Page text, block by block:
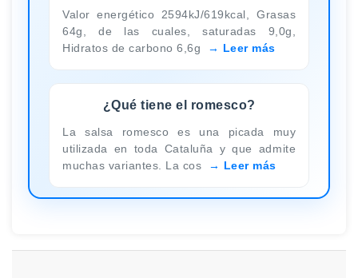
Valor energético 2594kJ/619kcal, Grasas
64g, de las cuales, saturadas 9,0g,
Hidratos de carbono 6,6g
Leer más
¿Qué tiene el romesco?
La salsa romesco es una picada muy
utilizada en toda Cataluña y que admite
muchas variantes. La cos
Leer más